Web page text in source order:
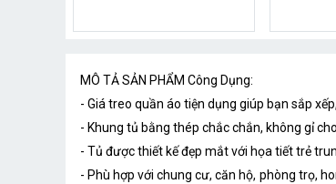
MÔ TẢ SẢN PHẨM Công Dụng:
- Giá treo quần áo tiện dụng giúp bạn sắp
- Khung tủ bằng thép chắc chắn, không gỉ
- Tủ được thiết kế đẹp mắt với họa tiết trẻ
- Phù hợp với chung cư, căn hộ, phòng trọ,